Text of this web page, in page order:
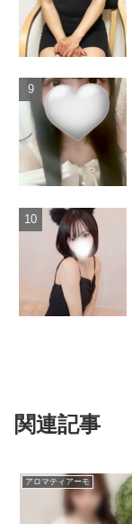
関連記事
アロマティアーモ